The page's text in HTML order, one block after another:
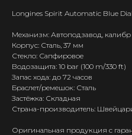
Longines Spirit Automatic Blue
Механизм: Автоподзавод, калибр
Корпус: Сталь, 37 мм
Стекло: Сапфировое
Водозащита: 10 bar (100 m/330 ft)
Запас хода: до 72 часов
Браслет/ремешок: Сталь
Застёжка: Складная
Страна-производитель:
Оригинальная продукция с